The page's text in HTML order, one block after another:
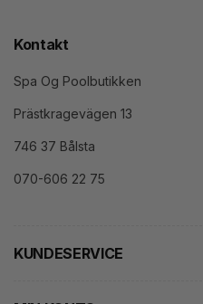
Kontakt
Spa Og Poolbutikken
Prästkragevägen 13
746 37 Bålsta
070-606 22 75
KUNDESERVICE